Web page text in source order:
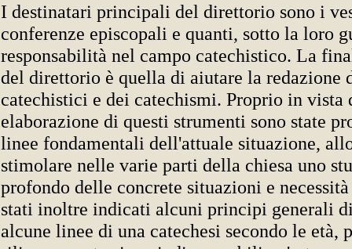
I destinatari principali del direttorio sono i
conferenze episcopali e quanti, sotto la loro
responsabilità nel campo catechistico. La
del direttorio è quella di aiutare la redazione
catechistici e dei catechismi. Proprio in vista
elaborazione di questi strumenti sono state
linee fondamentali dell'attuale situazione,
stimolare nelle varie parti della chiesa uno
profondo delle concrete situazioni e
stati inoltre indicati alcuni principi generali
alcune linee di una catechesi secondo le età,